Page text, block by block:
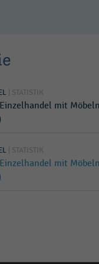
| STATISTIK
mit
| STATISTIK
mit